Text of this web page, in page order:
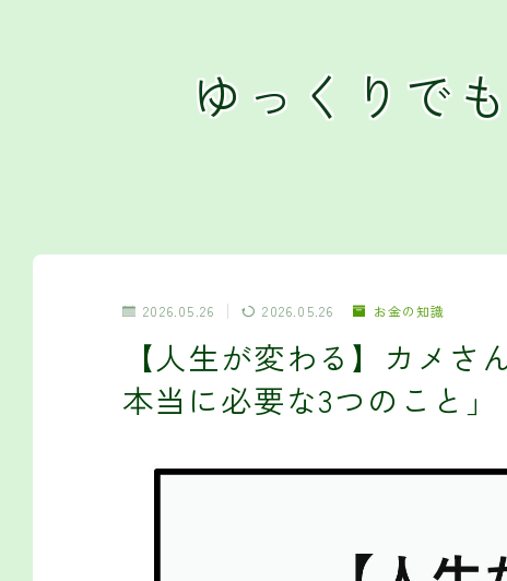
ゆっくりで
2026.05.26 2026.05.26 お金の知識
【人生が変わる】カメ
本当に必要な3つのこと」